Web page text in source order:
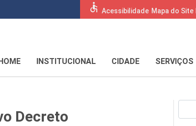
accessible Acessibilidade Mapa do Site
HOME INSTITUCIONAL CIDADE SERVIÇOS
Decreto